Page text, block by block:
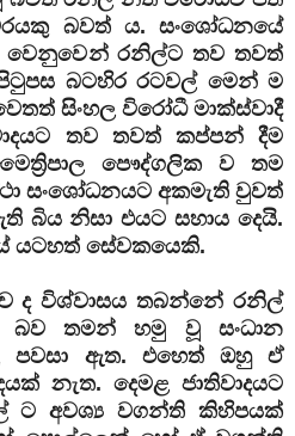
බවත් ය. සංශෝධනයේ
වෙනුවෙන් රනිල්ට තව තවත්
බටහිර රටවල් මෙන් ම
සිංහල විරෝධී මාක්ස්වාදී
තව තවත් කප්පන් දීම
පෞද්ගලික ව තම
සංශෝධනයට අකමැති වුවත්
බිය නිසා එයට සහාය දෙයි.
යටහත් සේවකයෙකි.
ද විශ්වාසය තබන්නේ රනිල්
තමන් හමු වූ සංධාන
පවසා ඇත. එහෙත් ඔහු ඒ
නැත. දෙමළ ජාතිවාදයට
ට අවශ්‍ය වගන්ති කිහිපයක්